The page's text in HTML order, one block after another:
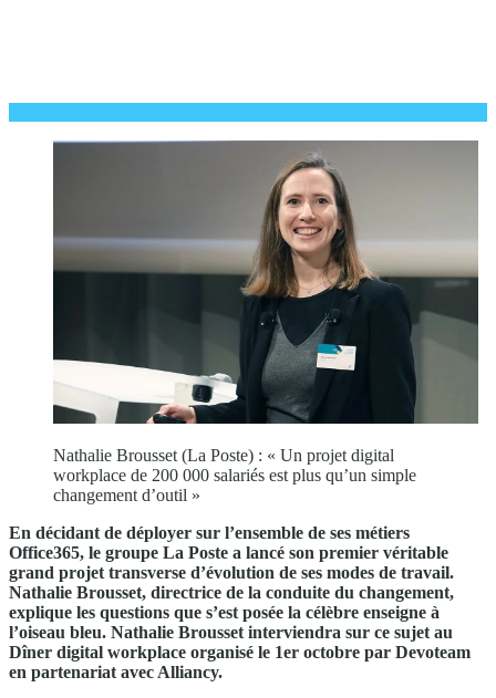
Nathalie Brousset (La Poste) : « Un projet digital
workplace de 200 000 salariés est plus qu’un simple
changement d’outil »
En décidant de déployer sur l’ensemble de ses métiers
Office365, le groupe La Poste a lancé son premier véritable
grand projet transverse d’évolution de ses modes de travail.
Nathalie Brousset, directrice de la conduite du changement,
explique les questions que s’est posée la célèbre enseigne à
l’oiseau bleu. Nathalie Brousset interviendra sur ce sujet au
Dîner digital workplace organisé le 1er octobre par Devoteam
en partenariat avec Alliancy.